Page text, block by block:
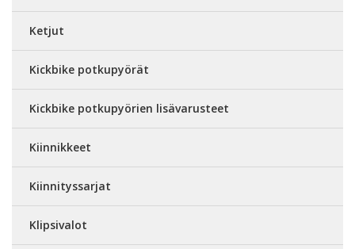
Ketjut
Kickbike potkupyörät
Kickbike potkupyörien lisävarusteet
Kiinnikkeet
Kiinnityssarjat
Klipsivalot